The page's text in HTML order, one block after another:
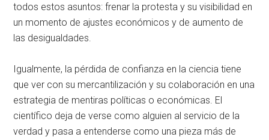
todos estos asuntos: frenar la protesta y su visibilidad en
un momento de ajustes económicos y de aumento de
las desigualdades.
Igualmente, la pérdida de confianza en la ciencia tiene
que ver con su mercantilización y su colaboración en una
estrategia de mentiras políticas o económicas. El
científico deja de verse como alguien al servicio de la
verdad y pasa a entenderse como una pieza más de